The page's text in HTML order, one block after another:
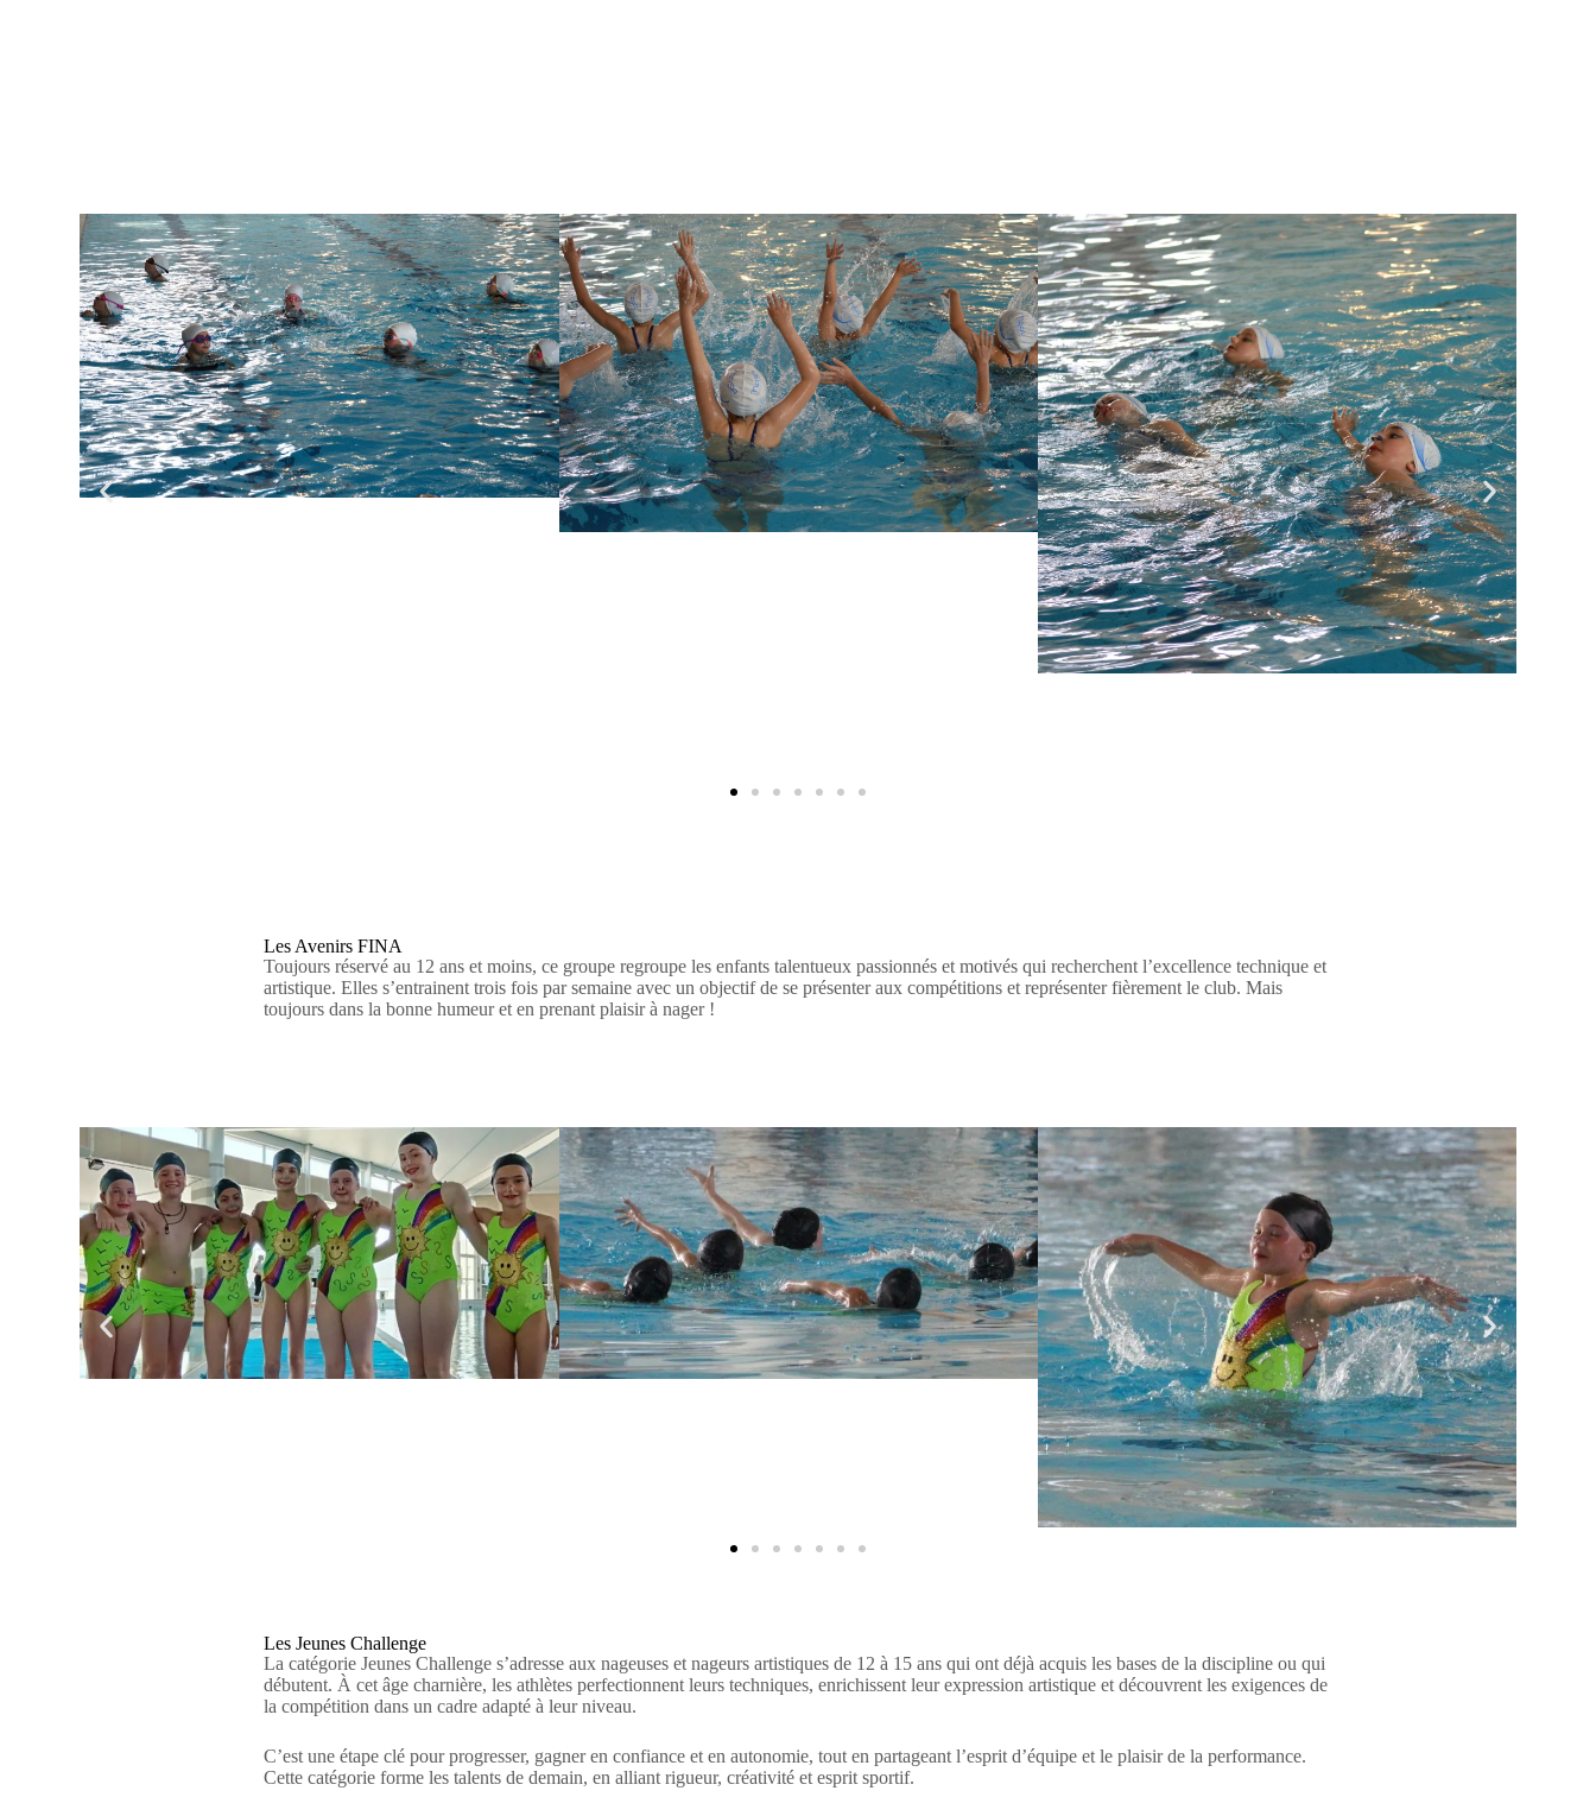
Les Avenirs FINA
Toujours réservé au 12 ans et moins, ce groupe regroupe les enfants talentueux passionnés et motivés qui recherchent l’excellence technique et
artistique. Elles s’entrainent trois fois par semaine avec un objectif de se présenter aux compétitions et représenter fièrement le club. Mais
toujours dans la bonne humeur et en prenant plaisir à nager !
Les Jeunes Challenge
La catégorie Jeunes Challenge s’adresse aux nageuses et nageurs artistiques de 12 à 15 ans qui ont déjà acquis les bases de la discipline ou qui
débutent. À cet âge charnière, les athlètes perfectionnent leurs techniques, enrichissent leur expression artistique et découvrent les exigences de
la compétition dans un cadre adapté à leur niveau.
C’est une étape clé pour progresser, gagner en confiance et en autonomie, tout en partageant l’esprit d’équipe et le plaisir de la performance.
Cette catégorie forme les talents de demain, en alliant rigueur, créativité et esprit sportif.